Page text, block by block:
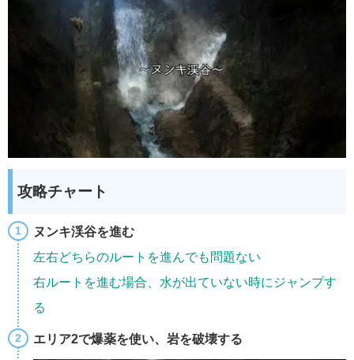
攻略チャート
ヌンキ渓谷を進む
左右どちらのルートを進んでも問題ない
右ルートを進む場合、水が出ていない時にジャンプす
る
エリア2で爆薬を使い、岩を破壊する